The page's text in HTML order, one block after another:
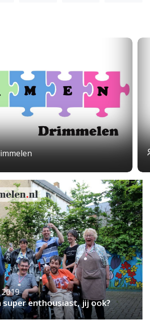
enthousiast, jij ook?